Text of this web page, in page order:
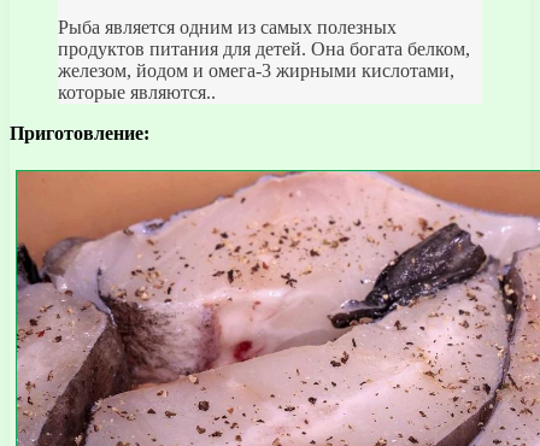
Рыба является одним из самых полезных
продуктов питания для детей. Она богата белком,
железом, йодом и омега-3 жирными кислотами,
которые являются..
Приготовление: